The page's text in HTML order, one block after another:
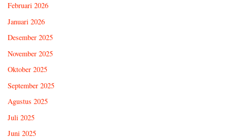
Februari 2026
Januari 2026
Desember 2025
November 2025
Oktober 2025
September 2025
Agustus 2025
Juli 2025
Juni 2025